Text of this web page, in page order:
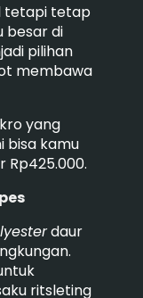
tetapi tetap
besar di
pilihan
membawa
yang
bisa kamu
daur
ritsleting